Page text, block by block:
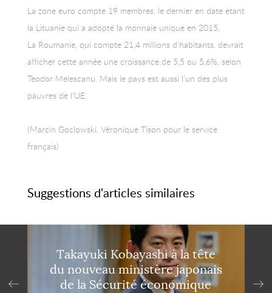
La zone euro compte 19 membres, le dernier en date étant
la Lituanie qui a adopté la monnaie unique en 2015.
La Roumanie, qui compte 21,4 millions d’habitants, devrait
afficher cette année une croissance de 5,5 ou 5,6%, selon
Teodor Melescanu. Mais le pays est aussi l’un des plus
pauvres de l’UE.
(Marcin Goclowski, Véronique Tison pour le service
français)
Suggestions d'articles similaires
Takayuki Kobayashi à la tête
du nouveau ministère japonais
de la Sécurité économique